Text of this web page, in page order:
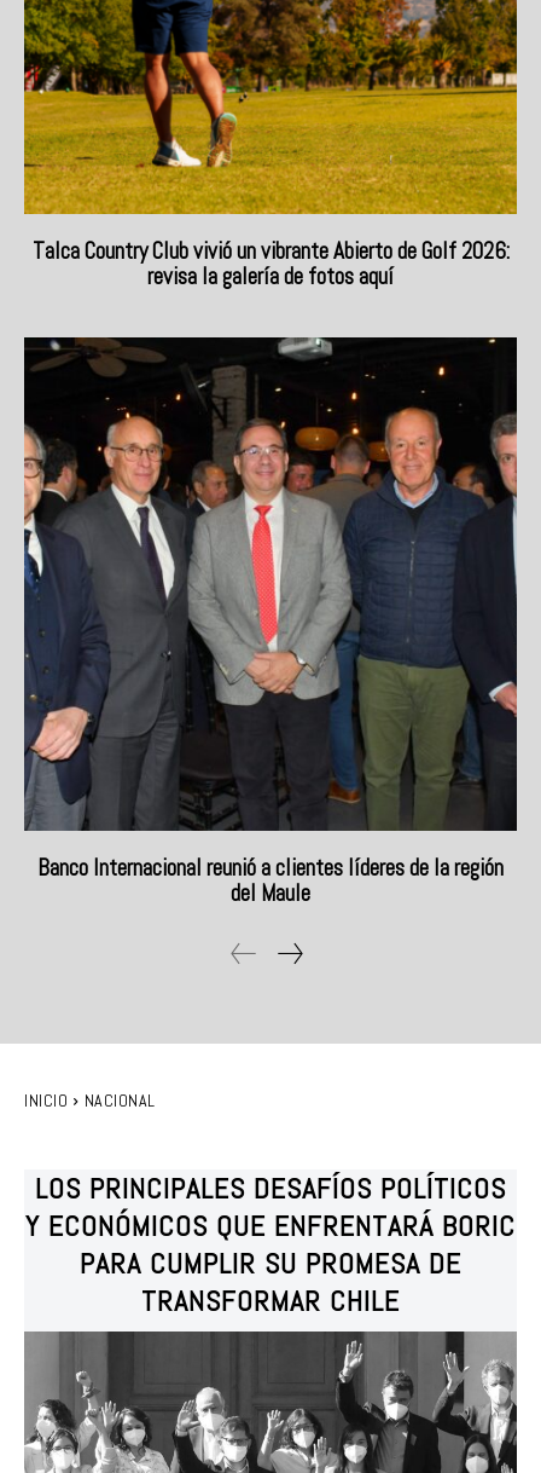
Talca Country Club vivió un vibrante Abierto de Golf 2026:
revisa la galería de fotos aquí
Banco Internacional reunió a clientes líderes de la región
del Maule